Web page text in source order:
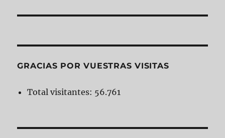
GRACIAS POR VUESTRAS VISITAS
Total visitantes: 56.761